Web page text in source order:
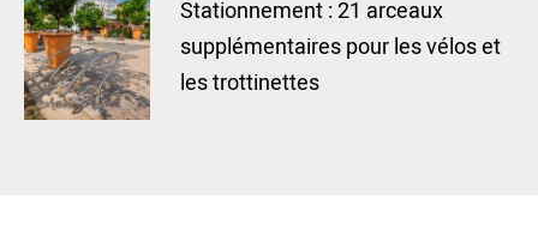
Stationnement : 21 arceaux
supplémentaires pour les vélos et
les trottinettes